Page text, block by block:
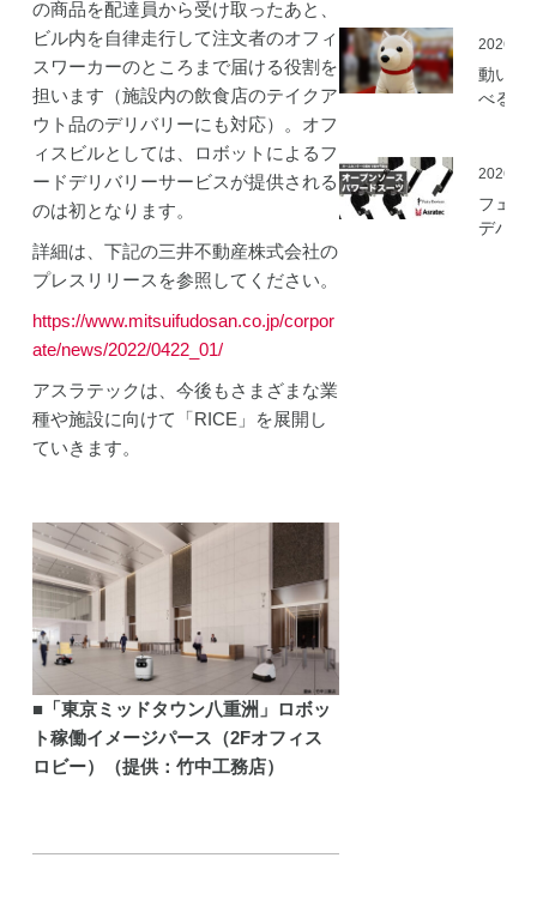
の商品を配達員から受け取ったあと、
ビル内を自律走行して注文者のオフィ
スワーカーのところまで届ける役割を
担います（施設内の飲食店のテイクア
ウト品のデリバリーにも対応）。オフ
ィスビルとしては、ロボットによるフ
ードデリバリーサービスが提供される
のは初となります。
詳細は、下記の三井不動産株式会社の
プレスリリースを参照してください。
https://www.mitsuifudosan.co.jp/corpor
ate/news/2022/0422_01/
アスラテックは、今後もさまざまな業
種や施設に向けて「RICE」を展開し
ていきます。
■「東京ミッドタウン八重洲」ロボッ
ト稼働イメージパース（2Fオフィス
ロビー）（提供：竹中工務店）
動いて
べる「
ロボッ
（バル
ロボッ
ト）」
フェア
デバイ